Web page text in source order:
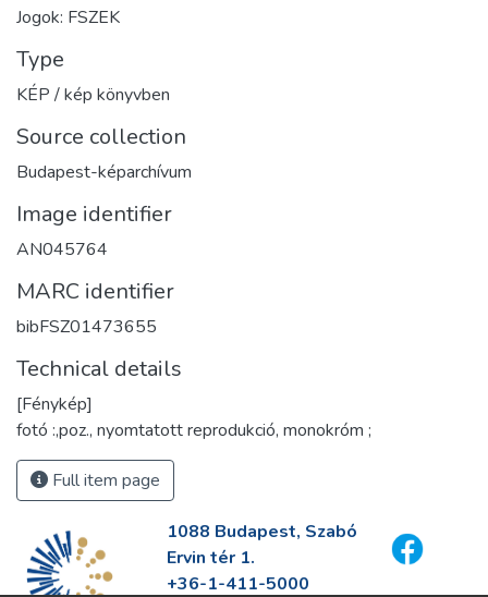
Jogok: FSZEK
Type
KÉP / kép könyvben
Source collection
Budapest-képarchívum
Image identifier
AN045764
MARC identifier
bibFSZ01473655
Technical details
[Fénykép]
fotó :,poz., nyomtatott reprodukció, monokróm ;
Full item page
1088 Budapest, Szabó
Ervin tér 1.
+36-1-411-5000